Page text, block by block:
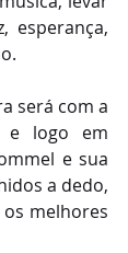
esperança,
será com a
e logo em
e sua
a dedo,
melhores